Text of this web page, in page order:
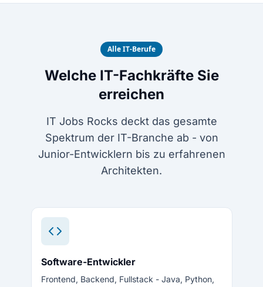
Alle IT-Berufe
Welche IT-Fachkräfte Sie
erreichen
IT Jobs Rocks deckt das gesamte
Spektrum der IT-Branche ab - von
Junior-Entwicklern bis zu erfahrenen
Architekten.
Software-Entwickler
Frontend, Backend, Fullstack - Java, Python,